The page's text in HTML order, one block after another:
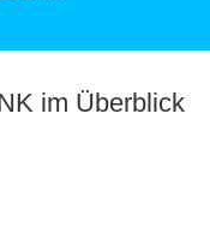
im Überblick